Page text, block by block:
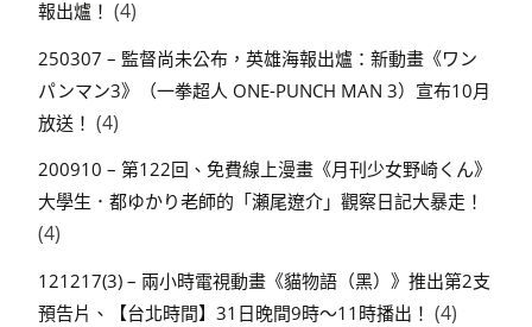
報出爐！ (4)
250307 – 監督尚未公布，英雄海報出爐：新動畫《ワン
パンマン3》（一拳超人 ONE-PUNCH MAN 3）宣布10月
放送！ (4)
200910 – 第122回、免費線上漫畫《月刊少女野崎くん》
大學生．都ゆかり老師的「瀬尾遼介」觀察日記大暴走！
(4)
121217(3) – 兩小時電視動畫《貓物語（黑）》推出第2支
預告片、【台北時間】31日晚間9時～11時播出！ (4)